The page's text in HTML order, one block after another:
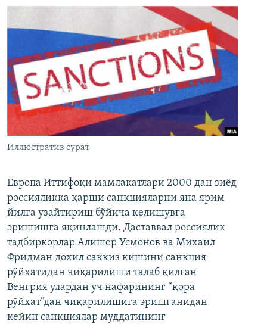
Иллюстратив сурат
Европа Иттифоқи мамлакатлари 2000 дан зиёд
россияликка қарши санкцияларни яна ярим
йилга узайтириш бўйича келишувга
эришишга яқинлашди. Даставвал россиялик
тадбиркорлар Алишер Усмонов ва Михаил
Фридман дохил саккиз кишини санкция
рўйхатидан чиқарилиши талаб қилган
Венгрия улардан уч нафарининг “қора
рўйхат”дан чиқарилишига эришганидан
кейин санкциялар муддатининг